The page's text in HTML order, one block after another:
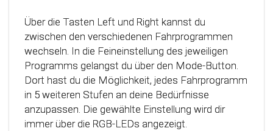
Über die Tasten Left und Right kannst du
zwischen den verschiedenen Fahrprogrammen
wechseln. In die Feineinstellung des jeweiligen
Programms gelangst du über den Mode-Button.
Dort hast du die Möglichkeit, jedes Fahrprogramm
in 5 weiteren Stufen an deine Bedürfnisse
anzupassen. Die gewählte Einstellung wird dir
immer über die RGB-LEDs angezeigt.
Technologie werden alle Potenziale deines
Fahrzeuges erkannt und können optimal genutzt
werden.